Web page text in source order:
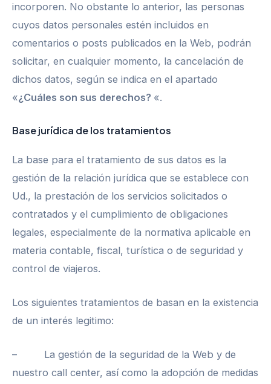
incorporen. No obstante lo anterior, las personas
cuyos datos personales estén incluidos en
comentarios o posts publicados en la Web, podrán
solicitar, en cualquier momento, la cancelación de
dichos datos, según se indica en el apartado
«¿Cuáles son sus derechos? «.
Base jurídica de los tratamientos
La base para el tratamiento de sus datos es la
gestión de la relación jurídica que se establece con
Ud., la prestación de los servicios solicitados o
contratados y el cumplimiento de obligaciones
legales, especialmente de la normativa aplicable en
materia contable, fiscal, turística o de seguridad y
control de viajeros.
Los siguientes tratamientos de basan en la existencia
de un interés legitimo:
– La gestión de la seguridad de la Web y de
nuestro call center, así como la adopción de medidas